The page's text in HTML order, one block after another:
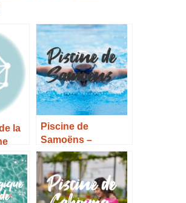
la
Piscine de
Samoëns –
Horaires, Tarifs et
Infos –